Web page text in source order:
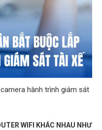
hành trình giám sát
WIFI KHÁC NHAU NHƯ